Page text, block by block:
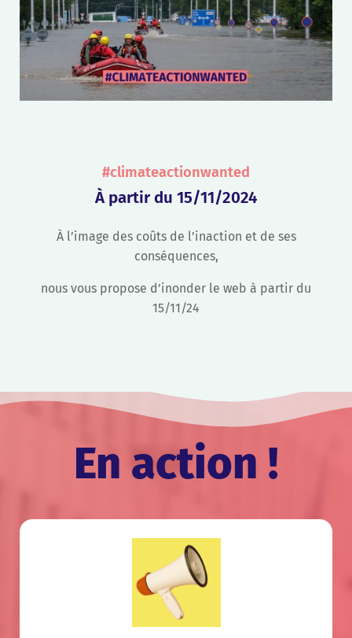
#climateactionwanted
À partir du 15/11/2024
À l’image des coûts de l’inaction et de ses
conséquences,
nous vous propose d’inonder le web à partir du
15/11/24
En action !